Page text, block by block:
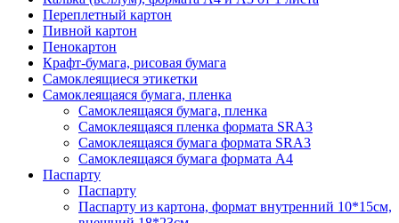
Переплетный картон
Пивной картон
Пенокартон
Крафт-бумага, рисовая бумага
Самоклеящиеся этикетки
Самоклеящаяся бумага, пленка
Самоклеящаяся бумага, пленка
Самоклеящаяся пленка формата SRА3
Самоклеящаяся бумага формата SRА3
Самоклеящаяся бумага формата А4
Паспарту
Паспарту
Паспарту из картона, формат внутренний 10*15см,